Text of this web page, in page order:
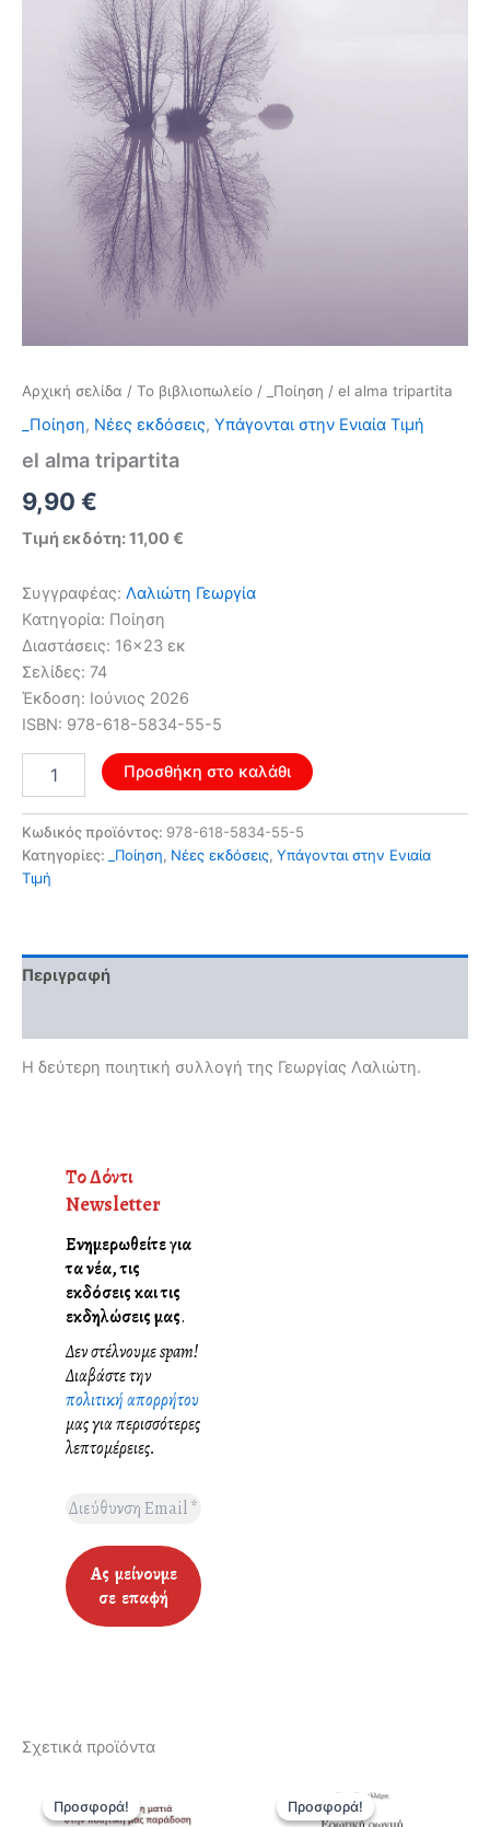
Αρχική σελίδα / Το βιβλιοπωλείο / _Ποίηση / el alma tripartita
_Ποίηση, Νέες εκδόσεις, Υπάγονται στην Ενιαία Τιμή
el alma tripartita
9,90 €
Τιμή εκδότη: 11,00 €
Συγγραφέας: Λαλιώτη Γεωργία
Κατηγορία: Ποίηση
Διαστάσεις: 16×23 εκ
Σελίδες: 74
Έκδοση: Ιούνιος 2026
ISBN: 978-618-5834-55-5
ποσότητα
Προσθήκη στο καλάθι
Κωδικός προϊόντος: 978-618-5834-55-5
Κατηγορίες:
_Ποίηση, Νέες εκδόσεις, Υπάγονται στην Ενιαία
Τιμή
Περιγραφή
Η δεύτερη ποιητική συλλογή της Γεωργίας Λαλιώτη.
Το Δόντι
Newsletter
Ενημερωθείτε για
τα νέα, τις
εκδόσεις και τις
εκδηλώσεις μας.
Δεν στέλνουμε spam!
Διαβάστε την
πολιτική απορρήτου
μας για περισσότερες
λεπτομέρειες.
Σχετικά προϊόντα
Προσφορά!
Προσφορά! Προσφορά!
Προσφορά!